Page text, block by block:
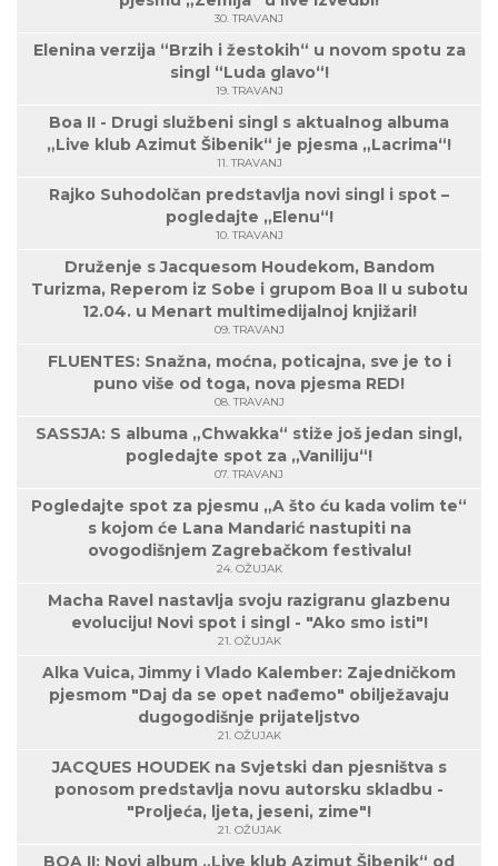
30. TRAVANJ
Elenina verzija “Brzih i žestokih“ u novom spotu za
singl “Luda glavo“!
19. TRAVANJ
Boa II - Drugi službeni singl s aktualnog albuma
„Live klub Azimut Šibenik“ je pjesma „Lacrima“!
11. TRAVANJ
Rajko Suhodolčan predstavlja novi singl i spot –
pogledajte „Elenu“!
10. TRAVANJ
Druženje s Jacquesom Houdekom, Bandom
Turizma, Reperom iz Sobe i grupom Boa II u subotu
12.04. u Menart multimedijalnoj knjižari!
09. TRAVANJ
FLUENTES: Snažna, moćna, poticajna, sve je to i
puno više od toga, nova pjesma RED!
08. TRAVANJ
SASSJA: S albuma „Chwakka“ stiže još jedan singl,
pogledajte spot za „Vaniliju“!
07. TRAVANJ
Pogledajte spot za pjesmu „A što ću kada volim te“
s kojom će Lana Mandarić nastupiti na
ovogodišnjem Zagrebačkom festivalu!
24. OŽUJAK
Macha Ravel nastavlja svoju razigranu glazbenu
evoluciju! Novi spot i singl - "Ako smo isti"!
21. OŽUJAK
Alka Vuica, Jimmy i Vlado Kalember: Zajedničkom
pjesmom "Daj da se opet nađemo" obilježavaju
dugogodišnje prijateljstvo
21. OŽUJAK
JACQUES HOUDEK na Svjetski dan pjesništva s
ponosom predstavlja novu autorsku skladbu -
"Proljeća, ljeta, jeseni, zime"!
21. OŽUJAK
BOA II: Novi album „Live klub Azimut Šibenik“ od